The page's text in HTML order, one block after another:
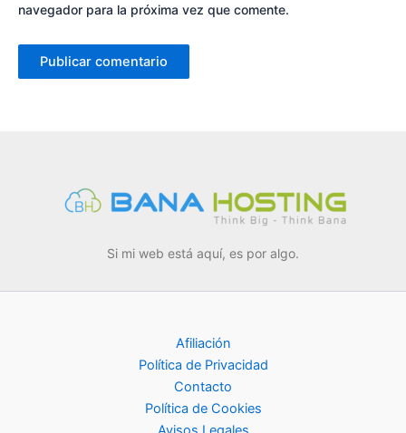
navegador para la próxima vez que comente.
Si mi web está aquí, es por algo.
Afiliación
Política de Privacidad
Contacto
Política de Cookies